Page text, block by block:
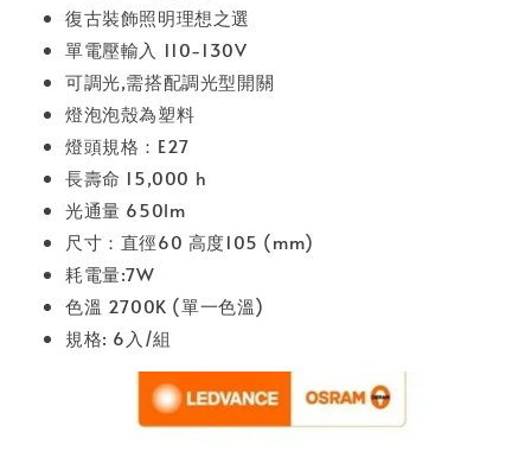
復古裝飾照明理想之選
單電壓輸入 110-130V
可調光,需搭配調光型開關
燈泡泡殼為塑料
燈頭規格：E27
長壽命 15,000 h
光通量 650lm
尺寸：直徑60 高度105 (mm)
耗電量:7W
色溫 2700K (單一色溫)
規格: 6入/組